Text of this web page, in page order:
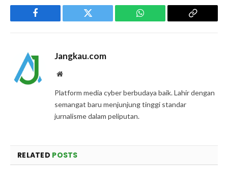
Facebook Twitter WhatsApp
Copy
Jangkau.com
Website
Platform media cyber berbudaya baik. Lahir dengan
semangat baru menjunjung tinggi standar
jurnalisme dalam peliputan.
RELATED POSTS